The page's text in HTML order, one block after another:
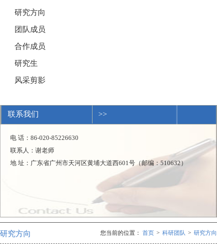
研究方向
团队成员
合作成员
研究生
风采剪影
联系我们 >>
电 话：86-020-85226630
联系人：谢老师
地 址：广东省广州市天河区黄埔大道西601号（邮编：510632）
研究方向 您当前的位置： 首页 > 科研团队 > 研究方向